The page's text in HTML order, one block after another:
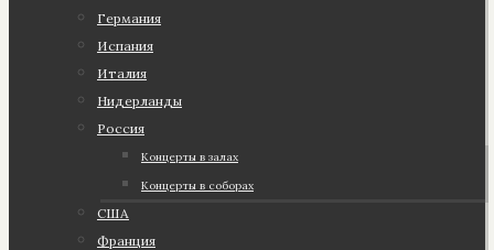
Германия
Испания
Италия
Нидерланды
Россия
Концерты в залах
Концерты в соборах
США
Франция